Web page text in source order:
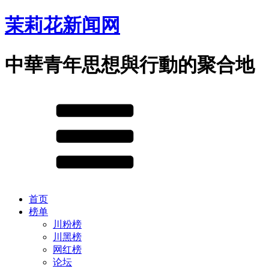
茉莉花新闻网
中華青年思想與行動的聚合地
首页
榜单
川粉榜
川黑榜
网红榜
论坛